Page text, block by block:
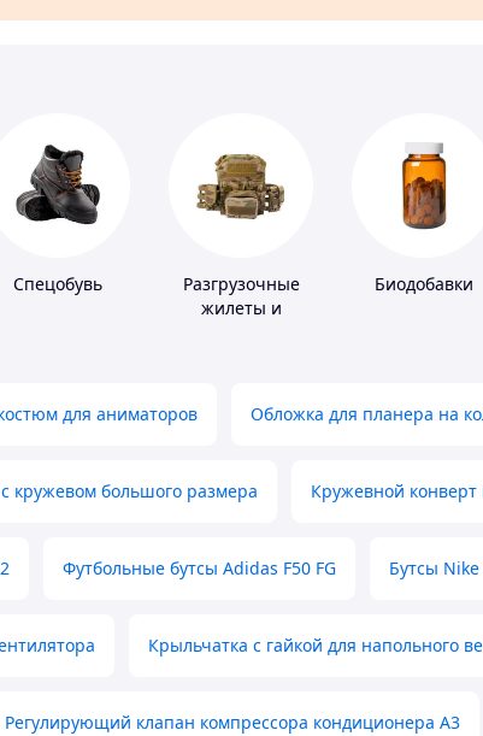
Спецобувь
Разгрузочные
жилеты и
Биодобавки
для аниматоров Обложка для планера на
с кружевом большого размера Кружевной
Футбольные бутсы Adidas F50 FG Бутсы
Крыльчатка с гайкой для напольного
Регулирующий клапан компрессора кондиционера А3